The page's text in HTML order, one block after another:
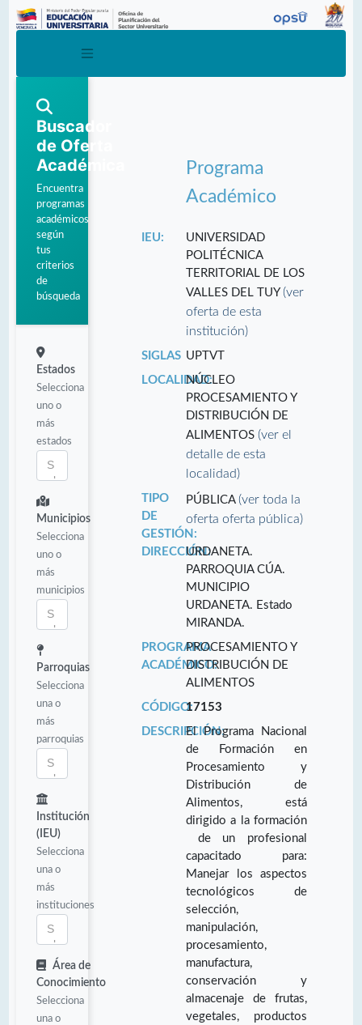
Buscador
de Oferta
Académica
Encuentra
programas
académicos
según
tus
criterios
de
búsqueda
Estados
Selecciona
uno o
más
estados
Municipios
Selecciona
uno o
más
municipios
Parroquias
Selecciona
una o
más
parroquias
Institución
(IEU)
Selecciona
una o
más
instituciones
Área de
Conocimiento
Selecciona
una o
Programa
Académico
IEU:
UNIVERSIDAD
POLITÉCNICA
TERRITORIAL DE LOS
VALLES DEL TUY(ver
oferta de esta
institución)
SIGLAS UPTVT
LOCALIDAD:NÚCLEO
PROCESAMIENTO Y
DISTRIBUCIÓN DE
ALIMENTOS(ver el
detalle de esta
localidad)
TIPO
DE
GESTIÓN:
PÚBLICA(ver toda la
oferta oferta pública)
DIRECCIÓN:URDANETA.
PARROQUIA CÚA.
MUNICIPIO
URDANETA. Estado
MIRANDA.
PROGRAMA
ACADÉMICO:
PROCESAMIENTO Y
DISTRIBUCIÓN DE
ALIMENTOS
CÓDIGO:17153
DESCRIPCIÓN:El Programa Nacional
de Formación en
Procesamiento y
Distribución de
Alimentos, está
dirigido a la formación
de un profesional
capacitado para:
Manejar los aspectos
tecnológicos de
selección,
manipulación,
procesamiento,
manufactura,
conservación y
almacenaje de frutas,
vegetales, productos